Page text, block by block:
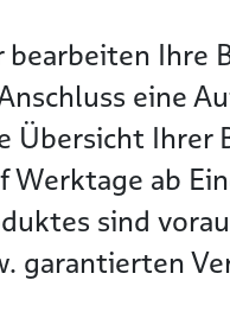
bearbeiten Ihre
eine
Übersicht Ihrer
Werktage ab
sind
garantierten